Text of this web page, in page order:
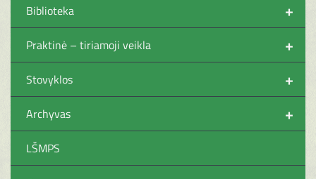
+
Biblioteka
+
Praktinė – tiriamoji veikla
+
Stovyklos
+
Archyvas
LŠMPS